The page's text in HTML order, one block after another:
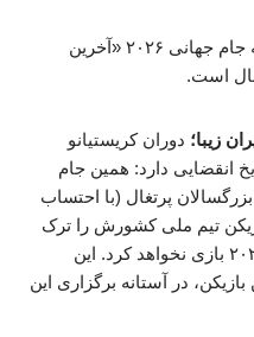
خواهر کریستیانو رونالدو تایید کرد که جام جهانی ۲۰۲۶ «آخرین
است.
زیبا؛ دوران کریستیانو
انقضایی دارد: همین جام
بازی با تیم بزرگسالان پرتغال (با احتساب
تیم ملی کشورش را ترک
خواهد کرد و دو سال دیگر در یورو ۲۰۲۸ بازی نخواهد کرد. این
در آستانه برگزاری این